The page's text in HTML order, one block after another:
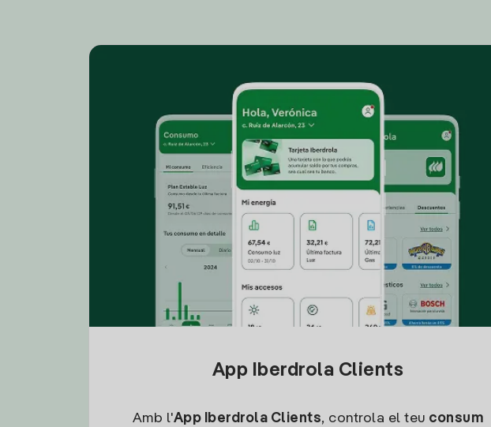
App Iberdrola Clients
Amb l'App Iberdrola Clients, controla el teu consum